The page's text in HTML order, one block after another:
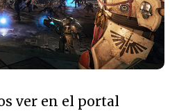
ver en el portal